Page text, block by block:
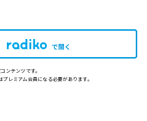
で開く
ンテンツです。
レミアム会員になる必要があります。